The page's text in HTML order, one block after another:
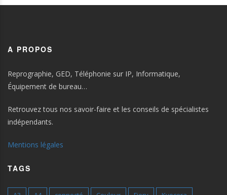
A PROPOS
Reprographie, GED, Téléphonie sur IP, Informatique,
Équipement de bureau…
Retrouvez tous nos savoir-faire et les conseils de spécialistes
indépendants.
Mentions légales
TAGS